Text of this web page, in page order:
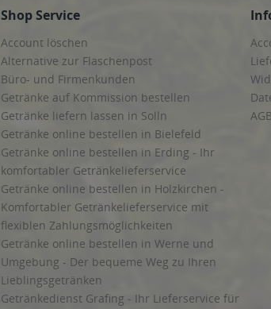
Shop Service
Account löschen
Alternative zur Flaschenpost
Büro- und Firmenkunden
Getränke auf Kommission bestellen
Getränke liefern lassen in Solln
Getränke online bestellen in Bielefeld
Getränke online bestellen in Erding - Ihr
komfortabler Getränkelieferservice
Getränke online bestellen in Holzkirchen -
Komfortabler Getränkelieferservice mit
flexiblen Zahlungsmöglichkeiten
Getränke online bestellen in Werne und
Umgebung - Der bequeme Weg zu Ihren
Lieblingsgetränken
Getränkedienst Grafing - Ihr Lieferservice für